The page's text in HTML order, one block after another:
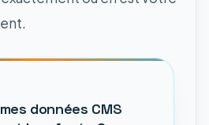
données CMS